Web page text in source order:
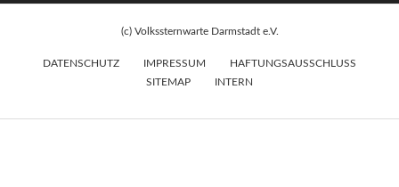
(c) Volkssternwarte Darmstadt e.V.
DATENSCHUTZ IMPRESSUM
HAFTUNGSAUSSCHLUSS
SITEMAP
INTERN